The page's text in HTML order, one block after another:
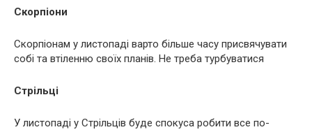
Скорпіони
Скорпіонам у листопаді варто більше часу присвячувати
собі та втіленню своїх планів. Не треба турбуватися
Стрільці
У листопаді у Стрільців буде спокуса робити все по-